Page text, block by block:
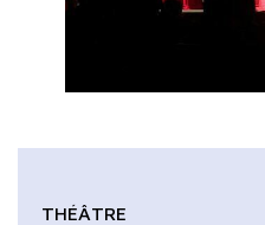
THÉÂTRE